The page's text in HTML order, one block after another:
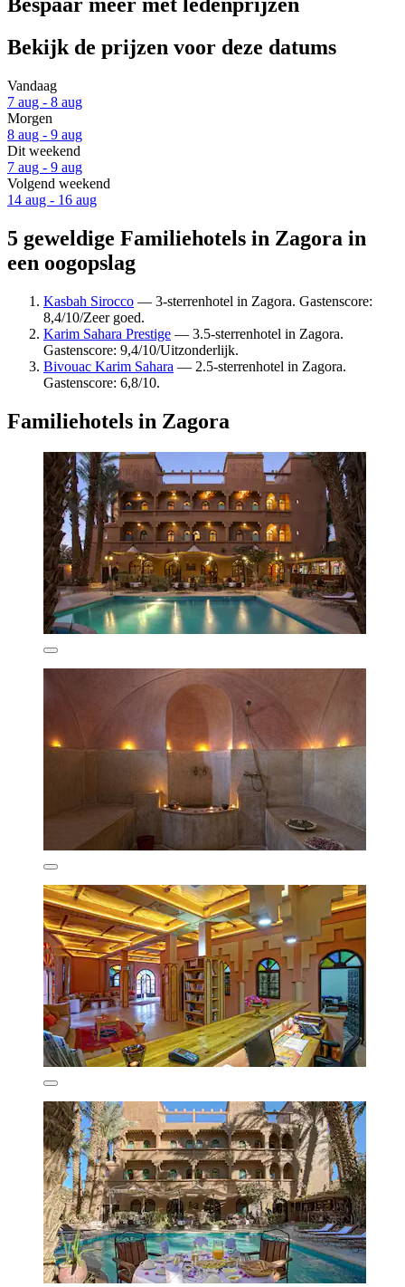
Bespaar meer met ledenprijzen
Bekijk de prijzen voor deze datums
Vandaag
7 aug - 8 aug
Morgen
8 aug - 9 aug
Dit weekend
7 aug - 9 aug
Volgend weekend
14 aug - 16 aug
5 geweldige Familiehotels in Zagora in
een oogopslag
Kasbah Sirocco — 3-sterrenhotel in Zagora. Gastenscore:
8,4/10/Zeer goed.
Karim Sahara Prestige — 3.5-sterrenhotel in Zagora.
Gastenscore: 9,4/10/Uitzonderlijk.
Bivouac Karim Sahara — 2.5-sterrenhotel in Zagora.
Gastenscore: 6,8/10.
Familiehotels in Zagora